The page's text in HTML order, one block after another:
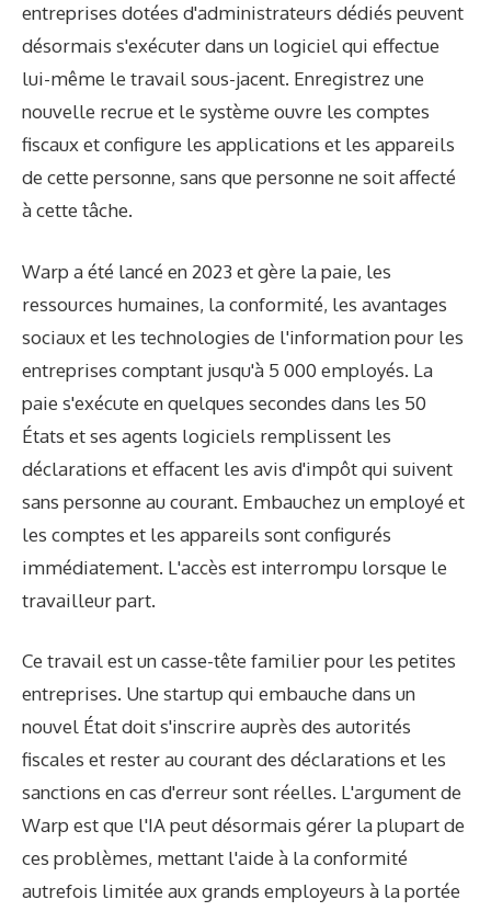
entreprises dotées d'administrateurs dédiés peuvent
désormais s'exécuter dans un logiciel qui effectue
lui-même le travail sous-jacent. Enregistrez une
nouvelle recrue et le système ouvre les comptes
fiscaux et configure les applications et les appareils
de cette personne, sans que personne ne soit affecté
à cette tâche.
Warp a été lancé en 2023 et gère la paie, les
ressources humaines, la conformité, les avantages
sociaux et les technologies de l'information pour les
entreprises comptant jusqu'à 5 000 employés. La
paie s'exécute en quelques secondes dans les 50
États et ses agents logiciels remplissent les
déclarations et effacent les avis d'impôt qui suivent
sans personne au courant. Embauchez un employé et
les comptes et les appareils sont configurés
immédiatement. L'accès est interrompu lorsque le
travailleur part.
Ce travail est un casse-tête familier pour les petites
entreprises. Une startup qui embauche dans un
nouvel État doit s'inscrire auprès des autorités
fiscales et rester au courant des déclarations et les
sanctions en cas d'erreur sont réelles. L'argument de
Warp est que l'IA peut désormais gérer la plupart de
ces problèmes, mettant l'aide à la conformité
autrefois limitée aux grands employeurs à la portée